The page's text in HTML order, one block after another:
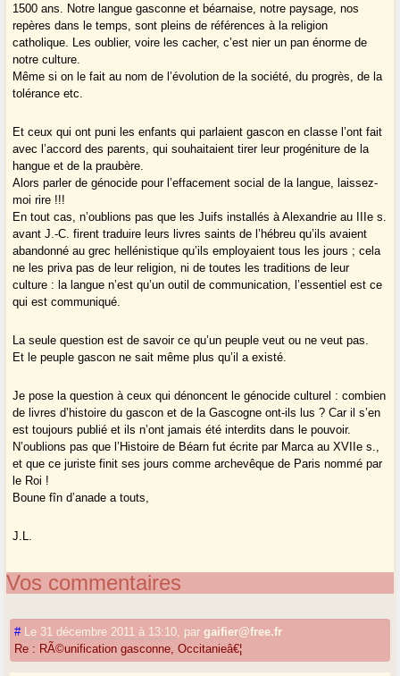
1500 ans. Notre langue gasconne et béarnaise, notre paysage, nos
repères dans le temps, sont pleins de références à la religion
catholique. Les oublier, voire les cacher, c’est nier un pan énorme de
notre culture.
Même si on le fait au nom de l’évolution de la société, du progrès, de la
tolérance etc.
Et ceux qui ont puni les enfants qui parlaient gascon en classe l’ont fait
avec l’accord des parents, qui souhaitaient tirer leur progéniture de la
hangue et de la praubère.
Alors parler de génocide pour l’effacement social de la langue, laissez-
moi rire !!!
En tout cas, n’oublions pas que les Juifs installés à Alexandrie au IIIe s.
avant J.-C. firent traduire leurs livres saints de l’hébreu qu’ils avaient
abandonné au grec hellénistique qu’ils employaient tous les jours ; cela
ne les priva pas de leur religion, ni de toutes les traditions de leur
culture : la langue n’est qu’un outil de communication, l’essentiel est ce
qui est communiqué.
La seule question est de savoir ce qu’un peuple veut ou ne veut pas.
Et le peuple gascon ne sait même plus qu’il a existé.
Je pose la question à ceux qui dénoncent le génocide culturel : combien
de livres d’histoire du gascon et de la Gascogne ont-ils lus ? Car il s’en
est toujours publié et ils n’ont jamais été interdits dans le pouvoir.
N’oublions pas que l’Histoire de Béarn fut écrite par Marca au XVIIe s.,
et que ce juriste finit ses jours comme archevêque de Paris nommé par
le Roi !
Boune fîn d’anade a touts,
J.L.
Vos commentaires
# Le 31 décembre 2011 à 13:10 pargaifier@free.fr
Re : RÃ©unification gasconne, Occitanieâ€¦